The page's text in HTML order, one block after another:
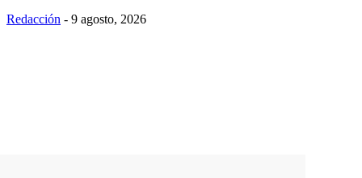
Redacción - 9 agosto, 2026